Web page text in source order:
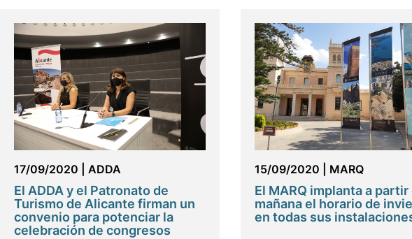
17/09/2020 ADDA
El ADDA y el Patronato de
Turismo de Alicante firman un
convenio para potenciar la
celebración de congresos
15/09/2020 MARQ
El MARQ implanta a partir
mañana el horario de
en todas sus